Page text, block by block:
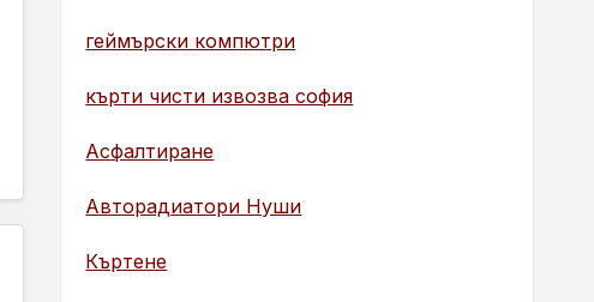
геймърски компютри
кърти чисти извозва софия
Асфалтиране
Авторадиатори Нуши
Къртене